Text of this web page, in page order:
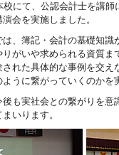
にて、公認会計士を講
会を実施しました。
、簿記・会計の基礎知識
りがいや求められる資質
された具体的な事例を交
うに繋がっていくのかを
後も実社会との繋がりを
いります。